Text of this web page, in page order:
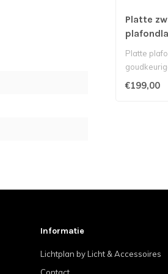
Platte
Platte
standen led..
€199,00
Informatie
Lichtplan by Licht & Accessoires
Contact